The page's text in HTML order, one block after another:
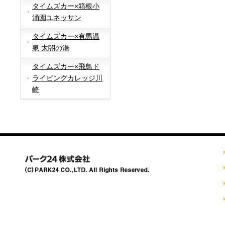
タイムズカー×箱根小
涌園ユネッサン
タイムズカー×有馬温
泉 太閤の湯
タイムズカー×飛鳥ド
ライビングカレッジ川
崎